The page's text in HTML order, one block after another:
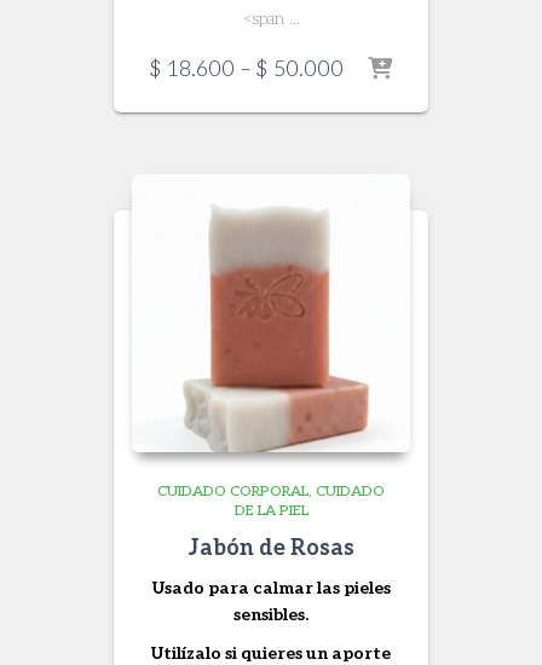
<span ...
$ 18.600 – $ 50.000 Price
$ 18.600
CUIDADO CORPORAL CUIDADO
DE LA PIEL
Jabón de Rosas
Usado para calmar las pieles
sensibles.
Utilízalo si quieres un aporte